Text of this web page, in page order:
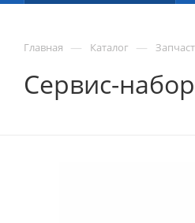
Главная — Каталог —
Сервис-